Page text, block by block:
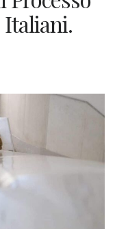
Italiani.